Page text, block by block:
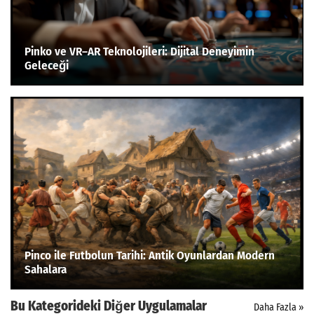
Pinko ve VR–AR Teknolojileri: Dijital Deneyimin
Geleceği
Pinco ile Futbolun Tarihi: Antik Oyunlardan Modern
Sahalara
Bu Kategorideki Diğer Uygulamalar Daha Fazla »